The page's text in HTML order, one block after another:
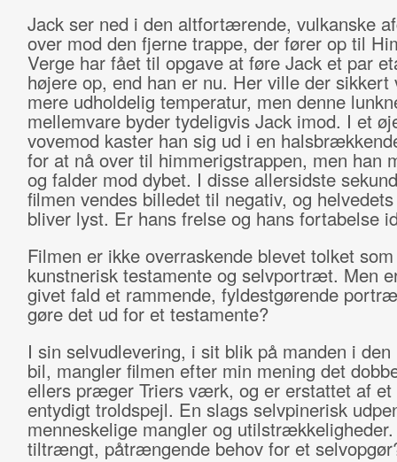
Jack ser ned i den altfortærende, vulkanske
over mod den fjerne trappe, der fører op til
Verge har fået til opgave at føre Jack et par
højere op, end han er nu. Her ville der
mere udholdelig temperatur, men denne
mellemvare byder tydeligvis Jack imod. I et
vovemod kaster han sig ud i en
for at nå over til himmerigstrappen, men han
og falder mod dybet. I disse allersidste
filmen vendes billedet til negativ, og
bliver lyst. Er hans frelse og hans fortabelse
Filmen er ikke overraskende blevet tolket
kunstnerisk testamente og selvportræt. Men
givet fald et rammende, fyldestgørende
gøre det ud for et testamente?
I sin selvudlevering, i sit blik på manden i
bil, mangler filmen efter min mening det
ellers præger Triers værk, og er erstattet af et
entydigt troldspejl. En slags selvpinerisk
menneskelige mangler og
tiltrængt, påtrængende behov for et